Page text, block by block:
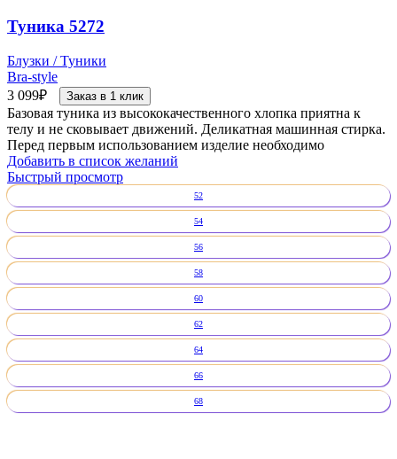
Туника 5272
Блузки / Туники
Bra-style
3 099₽ Заказ в 1 клик
Базовая туника из высококачественного хлопка приятна к
телу и не сковывает движений. Деликатная машинная стирка.
Перед первым использованием изделие необходимо
Добавить в список желаний
Быстрый просмотр
52
54
56
58
60
62
64
66
68